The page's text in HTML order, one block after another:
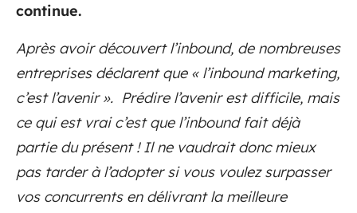
continue.
Après avoir découvert l’inbound, de nombreuses
entreprises déclarent que « l’inbound marketing,
c’est l’avenir ». Prédire l’avenir est difficile, mais
ce qui est vrai c’est que l’inbound fait déjà
partie du présent ! Il ne vaudrait donc mieux
pas tarder à l’adopter si vous voulez surpasser
vos concurrents en délivrant la meilleure